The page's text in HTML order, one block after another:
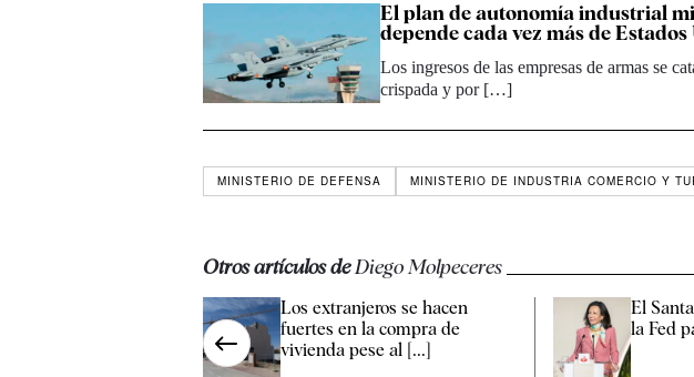
El plan de autonomía industrial
depende cada vez más de Estados
Los ingresos de las empresas de armas se
crispada y por […]
MINISTERIO DE DEFENSA MINISTERIO DE INDUSTRIA COMERCIO Y
Otros artículos deDiego Molpeceres
Los extranjeros se hacen
fuertes en la compra de
vivienda pese al [...]
El
la Fed